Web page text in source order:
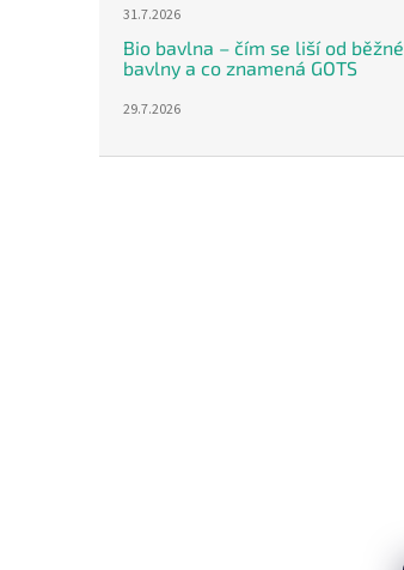
31.7.2026
Bio bavlna – čím se liší od běžné
bavlny a co znamená GOTS
29.7.2026